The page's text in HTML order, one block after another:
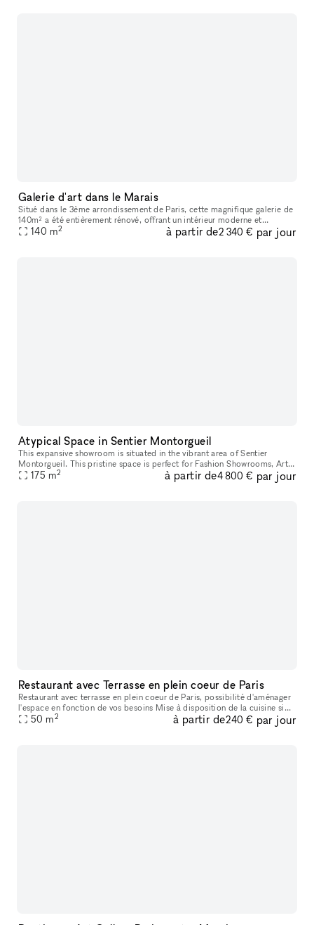
Galerie d'art dans le Marais
Situé dans le 3ème arrondissement de Paris, cette magnifique galerie de
140m² a été entièrement rénové, offrant un intérieur moderne et
attrayant. Cette galerie offre un espace polyvalent, entièremen
140 m2 à partir de2 340 € par jour
Atypical Space in Sentier Montorgueil
This expansive showroom is situated in the vibrant area of Sentier
Montorgueil. This pristine space is perfect for Fashion Showrooms, Art
Exhibitions and Private Events. This is a 2
175 m2 à partir de4 800 € par jour
Restaurant avec Terrasse en plein coeur de Paris
Restaurant avec terrasse en plein coeur de Paris, possibilité d'aménager
l'espace en fonction de vos besoins Mise à disposition de la cuisine si
besoin
50 m2 à partir de240 € par jour